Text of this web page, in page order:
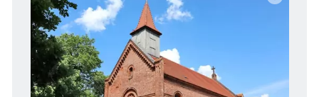
Freizeit
Wissenswertes
Veranstaltungen